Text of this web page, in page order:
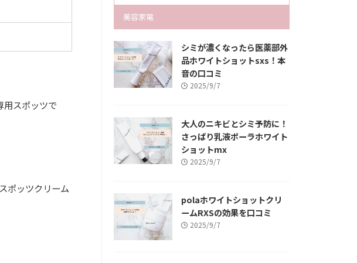
用スポッツで
ポッツクリーム
美容家電
シミが濃くなったら医薬部外
品ホワイトショットsxs！本
音の口コミ
2025/9/7
大人のニキビとシミ予防に！
さっぱり乳液ポーラホワイト
ショットmx
2025/9/7
polaホワイトショットクリ
ームRXSの効果を口コミ
2025/9/7